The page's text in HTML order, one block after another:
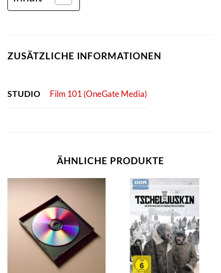
ZUSÄTZLICHE INFORMATIONEN
STUDIO Film 101 (OneGate Media)
ÄHNLICHE PRODUKTE